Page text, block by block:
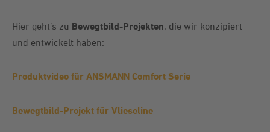
Hier geht’s zu Bewegtbild-Projekten , die wir konzipiert
und entwickelt haben:
Produktvideo für ANSMANN Comfort Serie
Bewegtbild-Projekt für Vlieseline